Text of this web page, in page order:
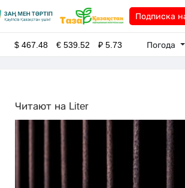
Подписка
$467.48 €539.52 ₽5.73 Погода
Читают на Liter